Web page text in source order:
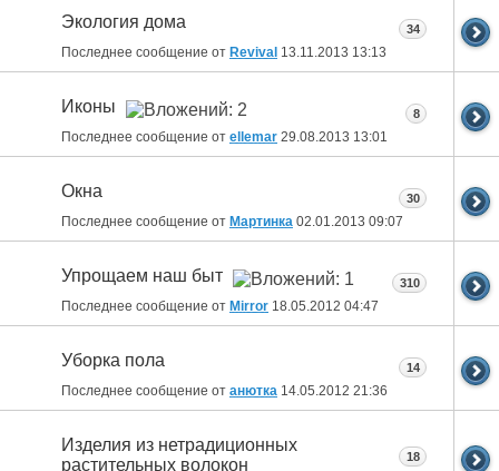
Экология дома
Последнее сообщение от Revival 13.11.2013 13:13
34
Иконы
Последнее сообщение от ellemar 29.08.2013 13:01
8
Окна
Последнее сообщение от Мартинка 02.01.2013 09:07
30
Упрощаем наш быт
Последнее сообщение от Mirror 18.05.2012 04:47
310
Уборка пола
Последнее сообщение от анютка 14.05.2012 21:36
14
Изделия из нетрадиционных
растительных волокон
18